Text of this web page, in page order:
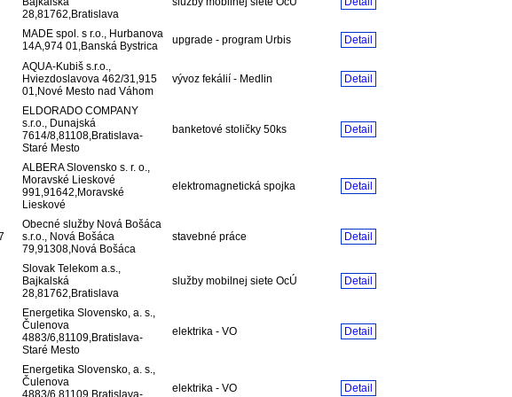
28,81762,Bratislava
MADE spol. s r.o., Hurbanova
14A,974 01,Banská Bystrica
upgrade - program Urbis Detail
AQUA-Kubiš s.r.o.,
Hviezdoslavova 462/31,915
01,Nové Mesto nad Váhom
vývoz fekálií - Medlin Detail
ELDORADO COMPANY
s.r.o., Dunajská
7614/8,81108,Bratislava-
Staré Mesto
banketové stoličky 50ks Detail
ALBERA Slovensko s. r. o.,
Moravské Lieskové
991,91642,Moravské
Lieskové
elektromagnetická spojka Detail
Obecné služby Nová Bošáca
s.r.o., Nová Bošáca
79,91308,Nová Bošáca
stavebné práce Detail
Slovak Telekom a.s.,
Bajkalská
28,81762,Bratislava
služby mobilnej siete OcÚ Detail
Energetika Slovensko, a. s.,
Čulenova
4883/6,81109,Bratislava-
Staré Mesto
elektrika - VO Detail
Energetika Slovensko, a. s.,
Čulenova
4883/6,81109,Bratislava-
elektrika - VO Detail